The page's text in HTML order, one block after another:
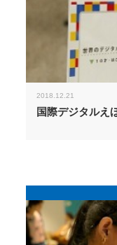
2018.12.21
国際デジタルえ